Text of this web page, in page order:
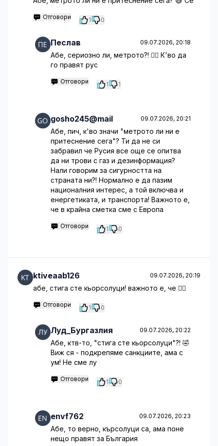
Отговори 1 0
Песлав 09.07.2026, 20:18
Абе, сериозно ли, метрото?! 🤦‍♀️ К'во да
го правят рус
Отговори 1 1
gosho245@mail 09.07.2026, 20:21
Абе, пич, к'во значи "метрото ли ни е
притеснение сега"? Ти да не си
забравил че Русия все още се опитва
да ни трови с газ и дезинформация?
Нали говорим за сигурността на
страната ни?! Нормално е да пазим
националния интерес, а той включва и
енергетиката, и транспорта! Важното е,
че в крайна сметка сме с Европа
Отговори 1 0
ktiveaab126 09.07.2026, 20:19
абе, стига сте кьорсолуци! важното е, че 🤷‍♂️
Отговори 1 0
Луд_Бургазлия 09.07.2026, 20:22
Абе, ктв-то, "стига сте кьорсолуци"?! 🤣
Виж ся - подкрепяме санкциите, ама с
ум! Не сме лу
Отговори 1 0
envf762 09.07.2026, 20:23
Абе, то верно, кърсолуци са, ама поне
нещо правят за България